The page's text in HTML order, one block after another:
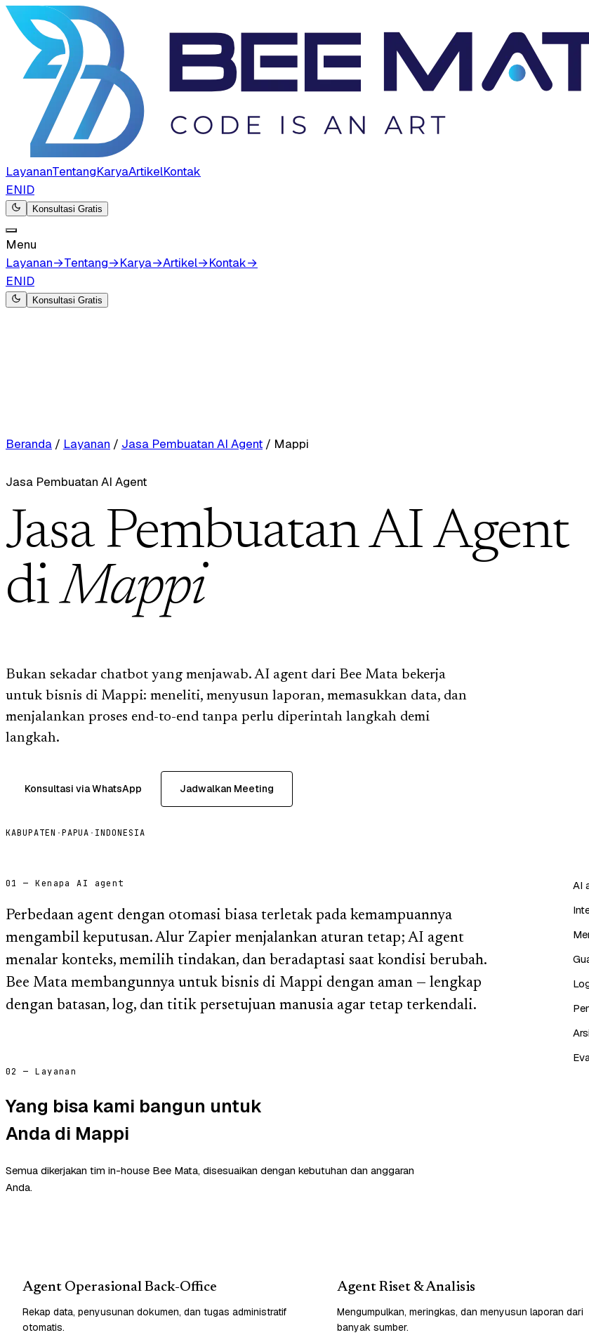
LayananTentangKaryaArtikelKontak
ENID
Konsultasi Gratis
Menu
Layanan→Tentang→Karya→Artikel→Kontak→
ENID
Konsultasi Gratis
Beranda / Layanan / Jasa Pembuatan AI Agent / Mappi
Jasa Pembuatan AI Agent
Jasa Pembuatan AI Agent
diMappi
Bukan sekadar chatbot yang menjawab. AI agent dari Bee Mata bekerja
untuk bisnis di Mappi: meneliti, menyusun laporan, memasukkan data, dan
menjalankan proses end-to-end tanpa perlu diperintah langkah demi
langkah.
Konsultasi via WhatsApp Jadwalkan Meeting
KABUPATEN ·PAPUA · INDONESIA
01 — Kenapa AI agent
Perbedaan agent dengan otomasi biasa terletak pada kemampuannya
mengambil keputusan. Alur Zapier menjalankan aturan tetap; AI agent
menalar konteks, memilih tindakan, dan beradaptasi saat kondisi berubah.
Bee Mata membangunnya untuk bisnis di Mappi dengan aman — lengkap
dengan batasan, log, dan titik persetujuan manusia agar tetap terkendali.
AI
02 — Layanan
Yang bisa kami bangun untuk
Anda di Mappi
Semua dikerjakan tim in-house Bee Mata, disesuaikan dengan kebutuhan dan anggaran
Anda.
Agent Operasional Back-Office
Rekap data, penyusunan dokumen, dan tugas administratif
otomatis.
Agent Riset & Analisis
Mengumpulkan, meringkas, dan menyusun laporan dari
banyak sumber.